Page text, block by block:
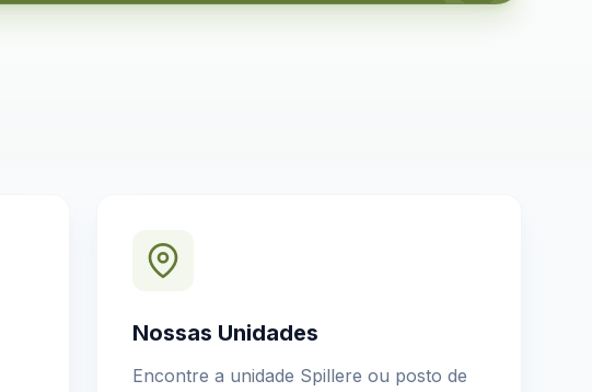
Nossas Unidades
Encontre a unidade Spillere ou posto de